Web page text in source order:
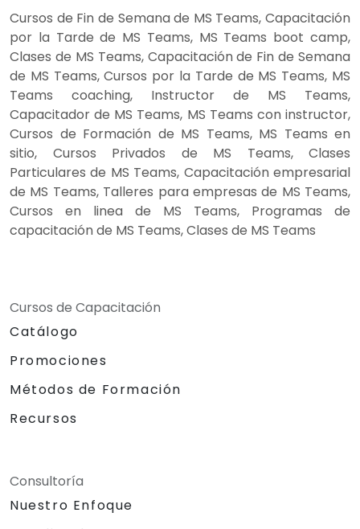
Cursos de Fin de Semana de MS Teams, Capacitación
por la Tarde de MS Teams, MS Teams boot camp,
Clases de MS Teams, Capacitación de Fin de Semana
de MS Teams, Cursos por la Tarde de MS Teams, MS
Teams coaching, Instructor de MS Teams,
Capacitador de MS Teams, MS Teams con instructor,
Cursos de Formación de MS Teams, MS Teams en
sitio, Cursos Privados de MS Teams, Clases
Particulares de MS Teams, Capacitación empresarial
de MS Teams, Talleres para empresas de MS Teams,
Cursos en linea de MS Teams, Programas de
capacitación de MS Teams, Clases de MS Teams
Cursos de Capacitación
Catálogo
Promociones
Métodos de Formación
Recursos
Consultoría
Nuestro Enfoque